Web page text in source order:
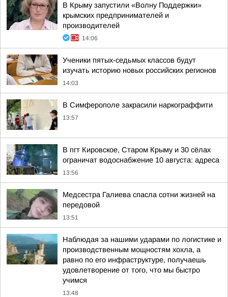
В Крыму запустили «Волну Поддержки»
крымских предпринимателей и
производителей
14:06
Ученики пятых-седьмых классов будут
изучать историю новых российских регионов
14:03
В Симферополе закрасили наркограффити
13:57
В пгт Кировское, Старом Крыму и 30 сёлах
ограничат водоснабжение 10 августа: адреса
13:56
Медсестра Галиева спасла сотни жизней на
передовой
13:51
Наблюдая за нашими ударами по логистике и
производственным мощностям хохла, а
равно по его инфраструктуре, получаешь
удовлетворение от того, что мы быстро
учимся
13:48